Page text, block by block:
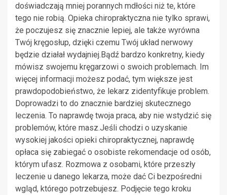
doświadczają mniej porannych mdłości niż te, które
tego nie robią. Opieka chiropraktyczna nie tylko sprawi,
że poczujesz się znacznie lepiej, ale także wyrówna
Twój kręgosłup, dzięki czemu Twój układ nerwowy
będzie działał wydajniej.Bądź bardzo konkretny, kiedy
mówisz swojemu kręgarzowi o swoich problemach. Im
więcej informacji możesz podać, tym większe jest
prawdopodobieństwo, że lekarz zidentyfikuje problem.
Doprowadzi to do znacznie bardziej skutecznego
leczenia. To naprawdę twoja praca, aby nie wstydzić się
problemów, które masz.Jeśli chodzi o uzyskanie
wysokiej jakości opieki chiropraktycznej, naprawdę
opłaca się zabiegać o osobiste rekomendacje od osób,
którym ufasz. Rozmowa z osobami, które przeszły
leczenie u danego lekarza, może dać Ci bezpośredni
wgląd, którego potrzebujesz. Podjęcie tego kroku